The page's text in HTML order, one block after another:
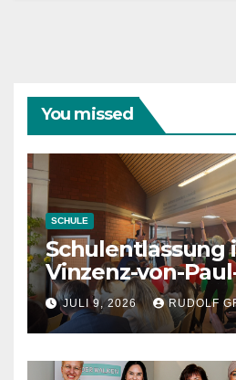
You missed
SCHULE
Schulentlassung
Vinzenz-von-
Schule 2026
JULI 9, 2026 RUDOLF